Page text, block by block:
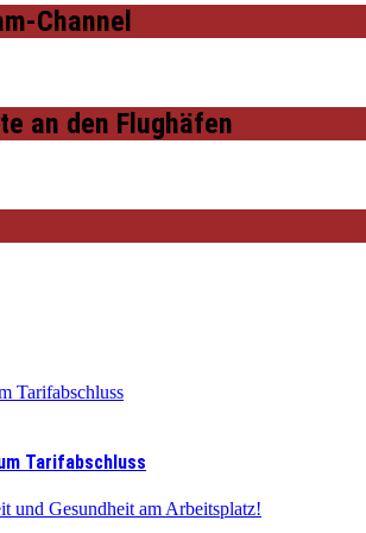
Channel
an den Flughäfen
Tarifabschluss